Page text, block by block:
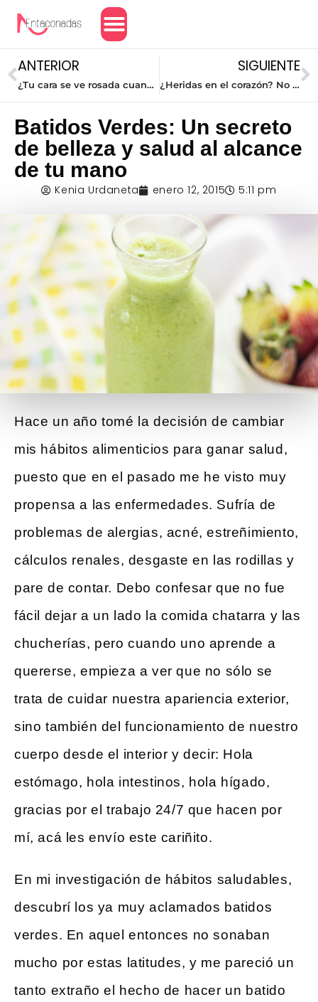
ANTERIOR
¿Tu cara se ve rosada cuando te aplicas la base? aquí tienes la solución
SIGUIENTE
¿Heridas en el corazón? No las maquilles, sánalas
Batidos Verdes: Un secreto
de belleza y salud al alcance
de tu mano
Kenia Urdaneta enero 12, 2015 5:11 pm
Hace un año tomé la decisión de cambiar
mis hábitos alimenticios para ganar salud,
puesto que en el pasado me he visto muy
propensa a las enfermedades. Sufría de
problemas de alergias, acné, estreñimiento,
cálculos renales, desgaste en las rodillas y
pare de contar. Debo confesar que no fue
fácil dejar a un lado la comida chatarra y las
chucherías, pero cuando uno aprende a
quererse, empieza a ver que no sólo se
trata de cuidar nuestra apariencia exterior,
sino también del funcionamiento de nuestro
cuerpo desde el interior y decir: Hola
estómago, hola intestinos, hola hígado,
gracias por el trabajo 24/7 que hacen por
mí, acá les envío este cariñito.
En mi investigación de hábitos saludables,
descubrí los ya muy aclamados batidos
verdes. En aquel entonces no sonaban
mucho por estas latitudes, y me pareció un
tanto extraño el hecho de hacer un batido